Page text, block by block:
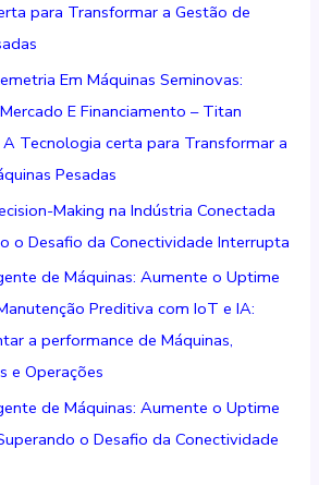
para Transformar a Gestão de
Em Máquinas Seminovas:
E Financiamento – Titan
A Tecnologia certa para Transformar a
Pesadas
Making na Indústria Conectada
o Desafio da Conectividade Interrupta
de Máquinas: Aumente o Uptime
Preditiva com IoT e IA:
a performance de Máquinas,
e Operações
de Máquinas: Aumente o Uptime
o Desafio da Conectividade